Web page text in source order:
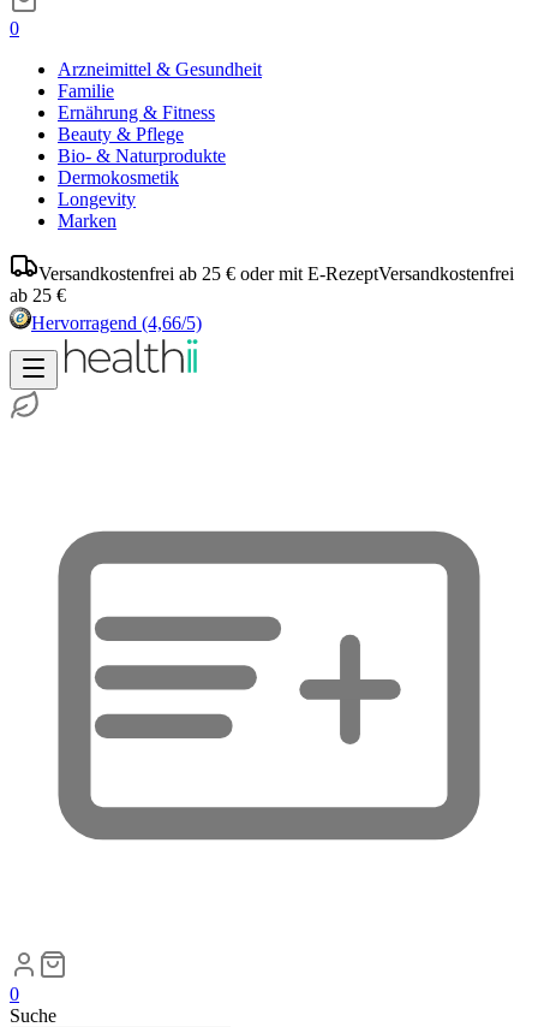
0
Arzneimittel & Gesundheit
Familie
Ernährung & Fitness
Beauty & Pflege
Bio- & Naturprodukte
Dermokosmetik
Longevity
Marken
Versandkostenfrei ab 25 € oder mit E-RezeptVersandkostenfrei
ab 25 €
Hervorragend (4,66/5)
0
Suche